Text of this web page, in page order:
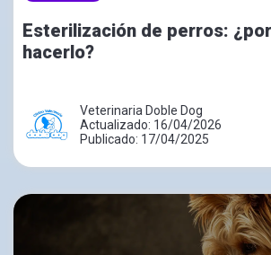
Esterilización de perros:
hacerlo?
Veterinaria Doble Dog
Actualizado: 16/04/2026
Publicado: 17/04/2025